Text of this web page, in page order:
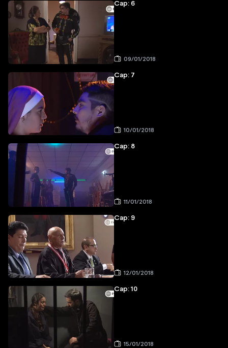
Cap: 6
09/01/2018
Cap: 7
10/01/2018
Cap: 8
11/01/2018
Cap: 9
12/01/2018
Cap: 10
15/01/2018